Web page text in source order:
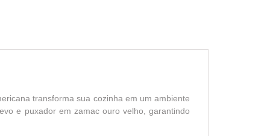
transforma sua cozinha em um ambiente
e puxador em zamac ouro velho, garantindo